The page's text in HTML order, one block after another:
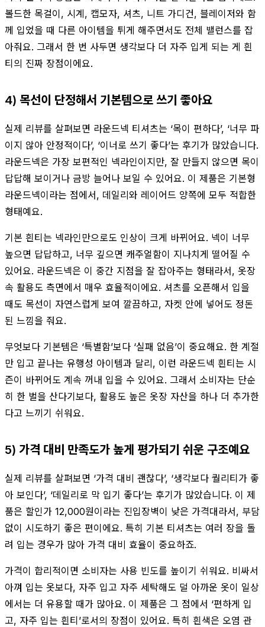
볼드한 목걸이, 시계, 캡모자, 셔츠, 니트 가디건, 블레이저와 함
께 입었을 때 다른 아이템을 튀게 해주면서도 전체 밸런스를 잡
아줘요. 그래서 한 번 사두면 생각보다 더 자주 입게 되는 게 흰
티의 진짜 장점이에요.
4) 목선이 단정해서 기본템으로 쓰기 좋아요
실제 리뷰를 살펴보면 라운드넥 티셔츠는 ‘목이 편하다’, ‘너무 파
이지 않아 안정적이다’, ‘이너로 쓰기 좋다’는 후기가 많았습니다.
라운드넥은 가장 보편적인 넥라인이지만, 잘 만들지 않으면 목이
답답해 보이거나 금방 늘어나 보일 수 있어요. 이 제품은 기본형
라운드넥이라는 점에서, 데일리와 레이어드 양쪽에 모두 적합한
형태예요.
기본 흰티는 넥라인만으로도 인상이 크게 바뀌어요. 넥이 너무
높으면 답답하고, 너무 깊으면 캐주얼함이 지나치게 떨어질 수
있어요. 라운드넥은 이 중간 지점을 잘 잡아주는 형태라서, 옷장
속 활용도 측면에서 매우 효율적이에요. 셔츠를 오픈해서 입을
때도 목선이 자연스럽게 보여 깔끔하고, 자켓 안에 넣어도 정돈
된 느낌을 줘요.
무엇보다 기본템은 ‘특별함’보다 ‘실패 없음’이 중요해요. 한 계절
만 입고 끝나는 유행성 아이템과 달리, 이런 라운드넥 흰티는 시
즌이 바뀌어도 계속 꺼내 입을 수 있어요. 그래서 소비자는 단순
히 한 벌을 산다기보다, 활용도 높은 옷장 자산을 하나 더 추가한
다고 느끼기 쉬워요.
5) 가격 대비 만족도가 높게 평가되기 쉬운 구조예요
실제 리뷰를 살펴보면 ‘가격 대비 괜찮다’, ‘생각보다 퀄리티가 좋
아 보인다’, ‘데일리로 막 입기 좋다’는 후기가 많았습니다. 이 제
품은 할인가 12,000원이라는 진입장벽이 낮은 가격대라서, 부담
없이 시도하기 좋은 편이에요. 특히 기본 티셔츠는 여러 장을 돌
려 입는 경우가 많아 가격 대비 효율이 중요하죠.
가격이 합리적이면 소비자는 사용 빈도를 높이기 쉬워요. 비싸서
아껴 입는 옷보다, 자주 입고 자주 세탁해도 덜 아까운 옷이 일상
에서는 더 유용할 때가 많아요. 이 제품은 그 점에서 ‘편하게 입
고, 자주 입는 흰티’로서의 장점이 있어요. 특히 흰색은 오염 관